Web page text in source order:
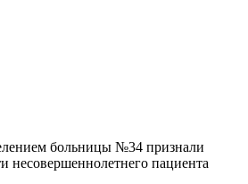
больницы №34 признали
несовершеннолетнего пациента